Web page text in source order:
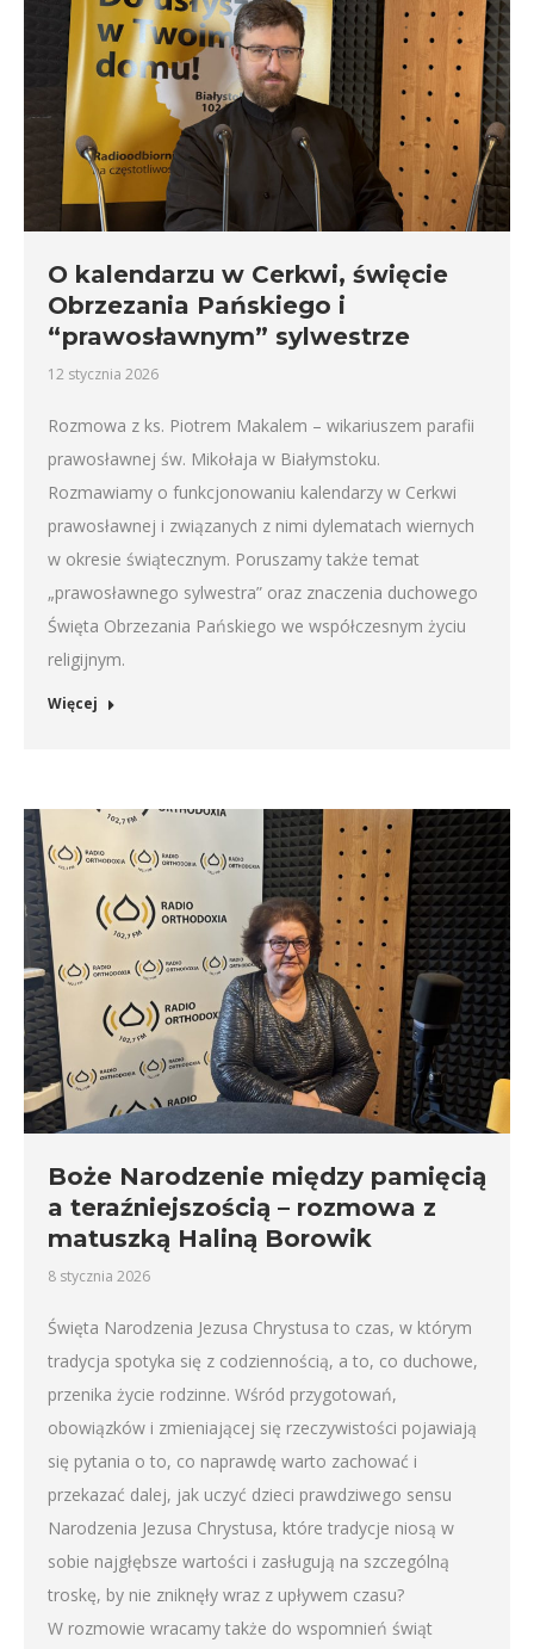
O kalendarzu w Cerkwi, święcie
Obrzezania Pańskiego i
“prawosławnym” sylwestrze
12 stycznia 2026
Rozmowa z ks. Piotrem Makalem – wikariuszem parafii
prawosławnej św. Mikołaja w Białymstoku.
Rozmawiamy o funkcjonowaniu kalendarzy w Cerkwi
prawosławnej i związanych z nimi dylematach wiernych
w okresie świątecznym. Poruszamy także temat
„prawosławnego sylwestra” oraz znaczenia duchowego
Święta Obrzezania Pańskiego we współczesnym życiu
religijnym.
Więcej
Boże Narodzenie między pamięcią
a teraźniejszością – rozmowa z
matuszką Haliną Borowik
8 stycznia 2026
Święta Narodzenia Jezusa Chrystusa to czas, w którym
tradycja spotyka się z codziennością, a to, co duchowe,
przenika życie rodzinne. Wśród przygotowań,
obowiązków i zmieniającej się rzeczywistości pojawiają
się pytania o to, co naprawdę warto zachować i
przekazać dalej, jak uczyć dzieci prawdziwego sensu
Narodzenia Jezusa Chrystusa, które tradycje niosą w
sobie najgłębsze wartości i zasługują na szczególną
troskę, by nie zniknęły wraz z upływem czasu?
W rozmowie wracamy także do wspomnień świąt